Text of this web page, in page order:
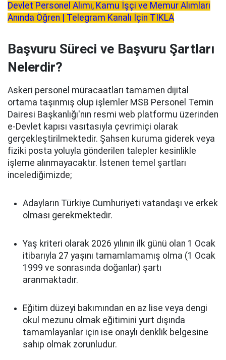
Devlet Personel Alımı, Kamu İşçi ve Memur Alımları
Anında Öğren | Telegram Kanalı İçin TIKLA
Başvuru Süreci ve Başvuru Şartları
Nelerdir?
Askeri personel müracaatları tamamen dijital
ortama taşınmış olup işlemler MSB Personel Temin
Dairesi Başkanlığı'nın resmi web platformu üzerinden
e-Devlet kapısı vasıtasıyla çevrimiçi olarak
gerçekleştirilmektedir. Şahsen kuruma giderek veya
fiziki posta yoluyla gönderilen talepler kesinlikle
işleme alınmayacaktır. İstenen temel şartları
incelediğimizde;
Adayların Türkiye Cumhuriyeti vatandaşı ve erkek
olması gerekmektedir.
Yaş kriteri olarak 2026 yılının ilk günü olan 1 Ocak
itibarıyla 27 yaşını tamamlamamış olma (1 Ocak
1999 ve sonrasında doğanlar) şartı
aranmaktadır.
Eğitim düzeyi bakımından en az lise veya dengi
okul mezunu olmak eğitimini yurt dışında
tamamlayanlar için ise onaylı denklik belgesine
sahip olmak zorunludur.